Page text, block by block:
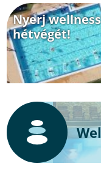
Nyerj wellness
hétvégét!